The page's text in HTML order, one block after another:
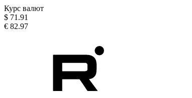
Курс валют
$ 71.91
€ 82.97